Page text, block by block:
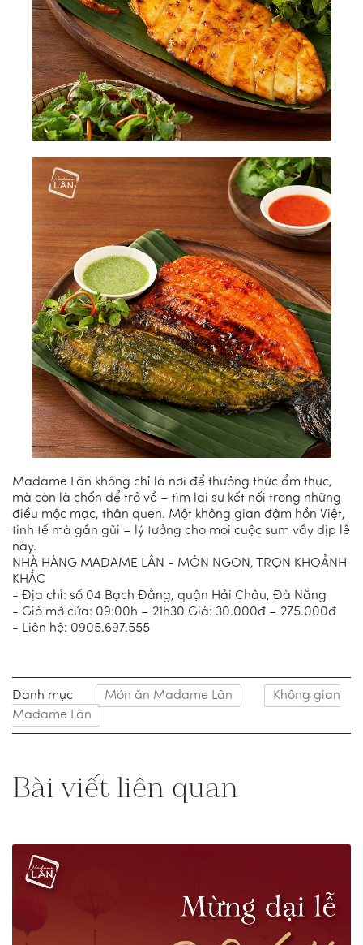
Madame Lân không chỉ là nơi để thưởng thức ẩm thực,
mà còn là chốn để trở về – tìm lại sự kết nối trong những
điều mộc mạc, thân quen. Một không gian đậm hồn Việt,
tinh tế mà gần gũi – lý tưởng cho mọi cuộc sum vầy dịp lễ
này.
NHÀ HÀNG MADAME LÂN - MÓN NGON, TRỌN KHOẢNH
KHẮC
- Địa chỉ: số 04 Bạch Đằng, quận Hải Châu, Đà Nẵng
- Giờ mở cửa: 09:00h – 21h30 Giá: 30.000đ – 275.000đ
- Liên hệ: 0905.697.555
Danh mục Món ăn Madame Lân
Không gian
Madame Lân
Bài viết liên quan